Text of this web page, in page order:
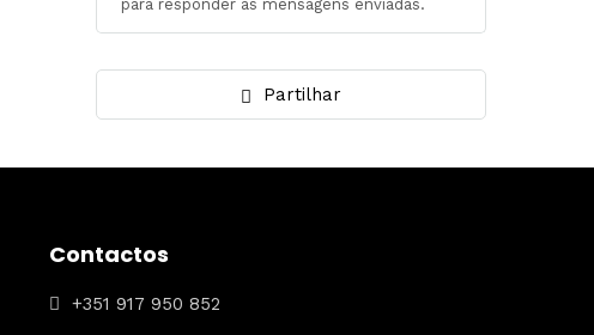
para responder às mensagens enviadas.
Partilhar
Contactos
+351 917 950 852